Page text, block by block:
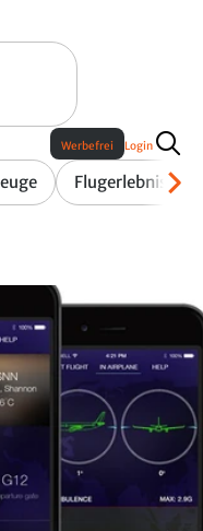
Flugerlebnis
Werbefrei Login